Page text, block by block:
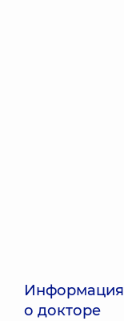
Информация
о докторе